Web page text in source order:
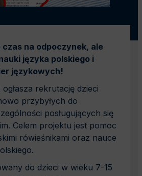
na odpoczynek, ale
języka polskiego i
językowych!
rekrutację dzieci
przybyłych do
posługujących się
Celem projektu jest pomoc
rówieśnikami oraz nauce
do dzieci w wieku 7-15